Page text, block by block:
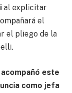
al explicitar
el
el pliego de la
este
como jefa